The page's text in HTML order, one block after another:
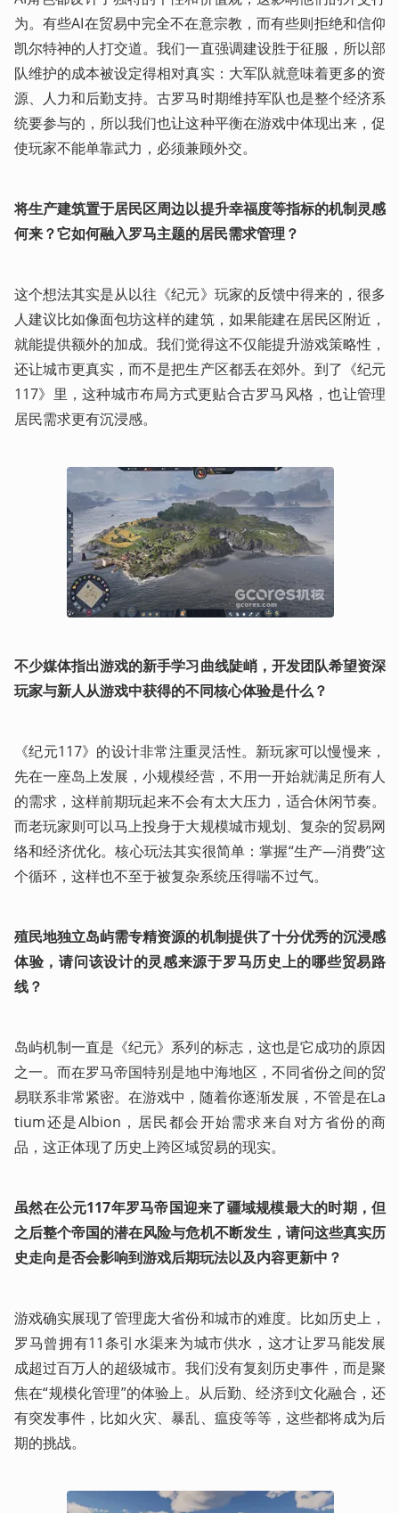
为。有些AI在贸易中完全不在意宗教，而有些则拒绝和信仰
凯尔特神的人打交道。我们一直强调建设胜于征服，所以部
队维护的成本被设定得相对真实：大军队就意味着更多的资
源、人力和后勤支持。古罗马时期维持军队也是整个经济系
统要参与的，所以我们也让这种平衡在游戏中体现出来，促
使玩家不能单靠武力，必须兼顾外交。
将生产建筑置于居民区周边以提升幸福度等指标的机制灵感
何来？它如何融入罗马主题的居民需求管理？
这个想法其实是从以往《纪元》玩家的反馈中得来的，很多
人建议比如像面包坊这样的建筑，如果能建在居民区附近，
就能提供额外的加成。我们觉得这不仅能提升游戏策略性，
还让城市更真实，而不是把生产区都丢在郊外。到了《纪元
117》里，这种城市布局方式更贴合古罗马风格，也让管理
居民需求更有沉浸感。
不少媒体指出游戏的新手学习曲线陡峭，开发团队希望资深
玩家与新人从游戏中获得的不同核心体验是什么？
《纪元117》的设计非常注重灵活性。新玩家可以慢慢来，
先在一座岛上发展，小规模经营，不用一开始就满足所有人
的需求，这样前期玩起来不会有太大压力，适合休闲节奏。
而老玩家则可以马上投身于大规模城市规划、复杂的贸易网
络和经济优化。核心玩法其实很简单：掌握“生产—消费”这
个循环，这样也不至于被复杂系统压得喘不过气。
殖民地独立岛屿需专精资源的机制提供了十分优秀的沉浸感
体验，请问该设计的灵感来源于罗马历史上的哪些贸易路
线？
岛屿机制一直是《纪元》系列的标志，这也是它成功的原因
之一。而在罗马帝国特别是地中海地区，不同省份之间的贸
易联系非常紧密。在游戏中，随着你逐渐发展，不管是在La
tium还是Albion，居民都会开始需求来自对方省份的商
品，这正体现了历史上跨区域贸易的现实。
虽然在公元117年罗马帝国迎来了疆域规模最大的时期，但
之后整个帝国的潜在风险与危机不断发生，请问这些真实历
史走向是否会影响到游戏后期玩法以及内容更新中？
游戏确实展现了管理庞大省份和城市的难度。比如历史上，
罗马曾拥有11条引水渠来为城市供水，这才让罗马能发展
成超过百万人的超级城市。我们没有复刻历史事件，而是聚
焦在“规模化管理”的体验上。从后勤、经济到文化融合，还
有突发事件，比如火灾、暴乱、瘟疫等等，这些都将成为后
期的挑战。